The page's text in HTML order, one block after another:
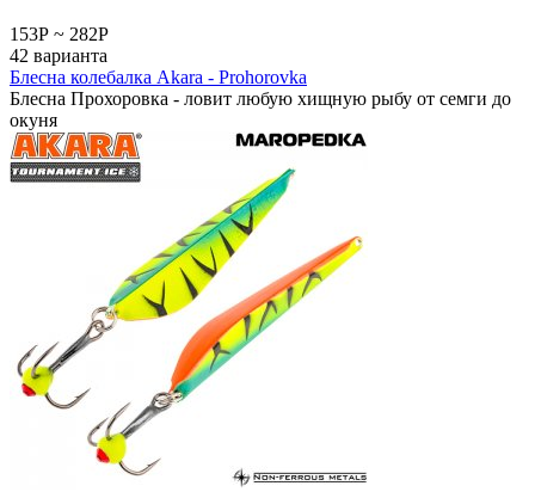
153Р ~ 282Р
42 варианта
Блесна колебалка Akara - Prohorovka
Блесна Прохоровка - ловит любую хищную рыбу от семги до
окуня